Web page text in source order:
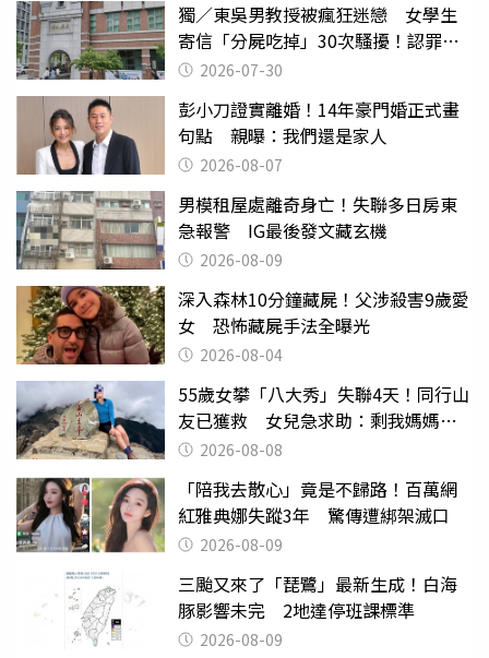
獨／東吳男教授被瘋狂迷戀 女學生
寄信「分屍吃掉」30次騷擾！認罪免
關 2026-07-30
彭小刀證實離婚！14年豪門婚正式畫
句點 親曝：我們還是家人
2026-08-07
男模租屋處離奇身亡！失聯多日房東
急報警 IG最後發文藏玄機
2026-08-09
深入森林10分鐘藏屍！父涉殺害9歲愛
女 恐怖藏屍手法全曝光
2026-08-04
55歲女攀「八大秀」失聯4天！同行山
友已獲救 女兒急求助：剩我媽媽還
沒找到
2026-08-08
「陪我去散心」竟是不歸路！百萬網
紅雅典娜失蹤3年 驚傳遭綁架滅口
2026-08-09
三颱又來了「琵鷺」最新生成！白海
豚影響未完 2地達停班課標準
2026-08-09